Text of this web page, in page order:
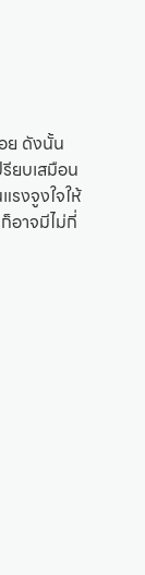
ย ดังนั้น
ยบเสมือน
งจูงใจให้
อาจมีไม่กี่